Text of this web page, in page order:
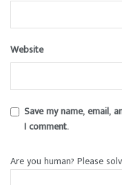
Website
Save my name, email,
I comment.
Are you human? Please